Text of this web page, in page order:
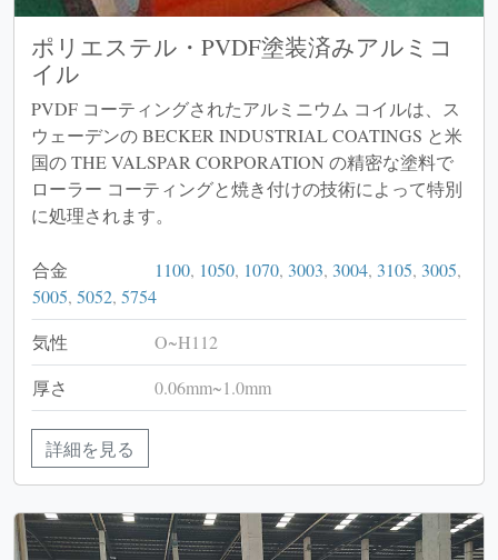
ポリエステル・PVDF塗装済みアルミコ
イル
PVDF コーティングされたアルミニウム コイルは、ス
ウェーデンの BECKER INDUSTRIAL COATINGS と米
国の THE VALSPAR CORPORATION の精密な塗料で
ローラー コーティングと焼き付けの技術によって特別
に処理されます。
合金 1100, 1050, 1070, 3003, 3004, 3105, 3005,
5005, 5052, 5754
気性
O~H112
厚さ
0.06mm~1.0mm
詳細を見る